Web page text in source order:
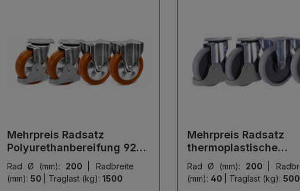
Mehrpreis Radsatz
Polyurethanbereifung 92°
Shore A
Rad Ø (mm): 200
(mm): 50 Traglast (kg): 1500
Mehrpreis Radsatz
thermoplastische
Gummibereifung
Rad Ø (mm): 200
(mm): 40 Traglast (kg): 500